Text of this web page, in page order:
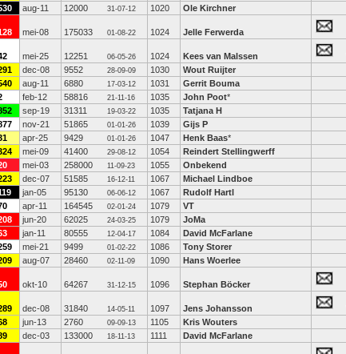
aug-11 12000 31-07-12 1020 Ole Kirchner
mei-08 175033 01-08-22 1024 Jelle Ferwerda
mei-25 12251 06-05-26 1024 Kees van Malssen
dec-08 9552 28-09-09 1030 Wout Ruijter
aug-11 6880 17-03-12 1031 Gerrit Bouma
feb-12 58816 21-11-16 1035 John Poot*
sep-19 31311 19-03-22 1035 Tatjana H
nov-21 51865 01-01-26 1039 Gijs P
apr-25 9429 01-01-26 1047 Henk Baas*
mei-09 41400 29-08-12 1054 Reindert Stellingwerff
mei-03 258000 11-09-23 1055
Onbekend
dec-07 51585 16-12-11 1067 Michael Lindboe
jan-05 95130 06-06-12 1067 Rudolf Hartl
apr-11 164545 02-01-24 1079 VT
jun-20 62025 24-03-25 1079 JoMa
jan-11 80555 12-04-17 1084 David McFarlane
mei-21 9499 01-02-22 1086 Tony Storer
aug-07 28460 02-11-09 1090 Hans Woerlee
okt-10 64267 31-12-15 1096 Stephan Böcker
dec-08 31840 14-05-11 1097 Jens Johansson
jun-13 2760 09-09-13 1105 Kris Wouters
dec-03 133000 18-11-13 1111 David McFarlane